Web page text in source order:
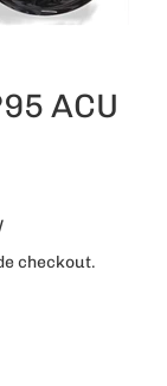
ACU
checkout.